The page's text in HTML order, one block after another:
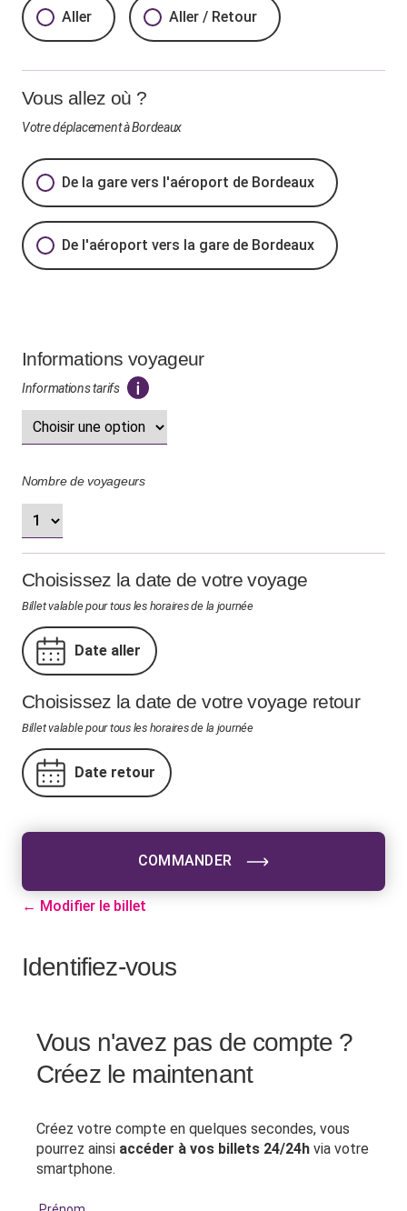
Aller Aller / Retour
Vous allez où ?
Votre déplacement à Bordeaux
De la gare vers l'aéroport de Bordeaux
De l'aéroport vers la gare de Bordeaux
Informations voyageur
Informations tarifs
Nombre de voyageurs
Choisissez la date de votre voyage
Billet valable pour tous les horaires de la journée
Date aller
Choisissez la date de votre voyage retour
Billet valable pour tous les horaires de la journée
Date retour
COMMANDER
← Modifier le billet
Identifiez-vous
Vous n'avez pas de compte ?
Créez le maintenant
Créez votre compte en quelques secondes, vous
pourrez ainsi accéder à vos billets 24/24h via votre
smartphone.